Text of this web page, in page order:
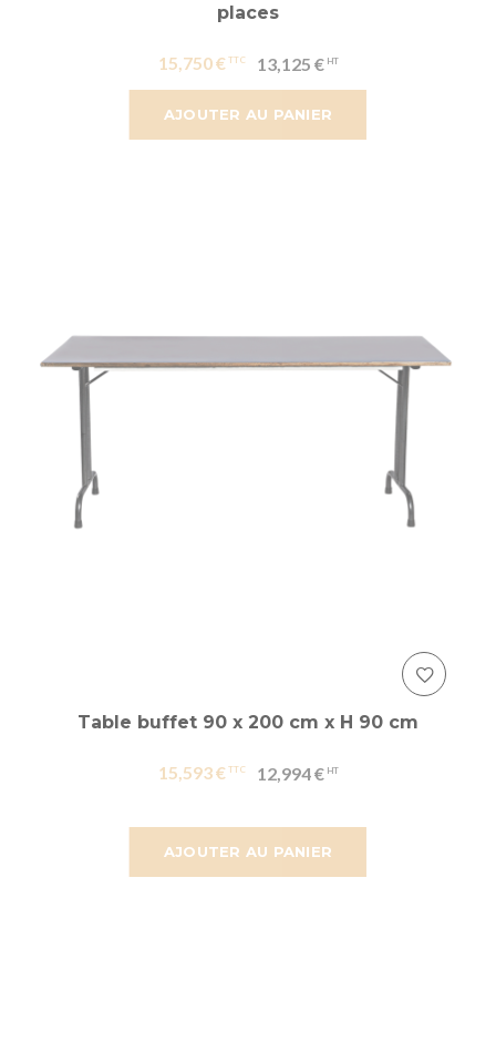
AJOUTER AU PANIER
places
15,750 € 13,125 €
AJOUTER AU PANIER
Table buffet 90 x 200 cm x H 90 cm
15,593 € 12,994 €